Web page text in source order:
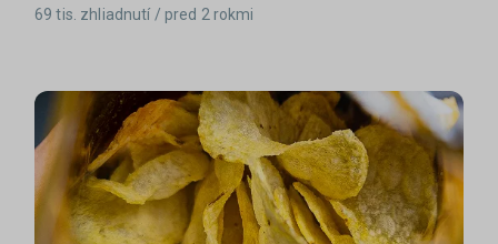
69 tis. zhliadnutí / pred 2 rokmi